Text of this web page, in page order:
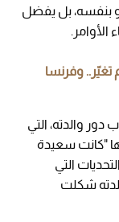
بنفسه، بل يفضل
الأوامر.
تغيّر.. وفرنسا
دور والدته، التي
"كانت سعيدة
التي
شكلت